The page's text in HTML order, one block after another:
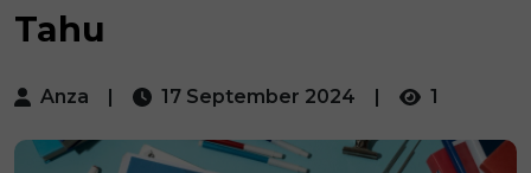
Tahu
Anza | 17 September 2024 | 1